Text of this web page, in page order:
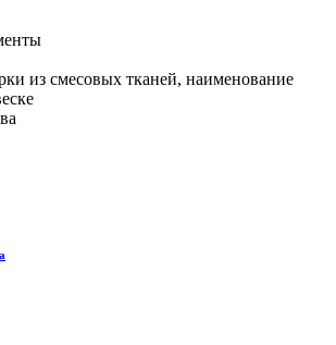
из смесовых тканей, наименование